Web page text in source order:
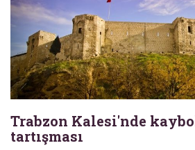
Trabzon Kalesi'nde
tartışması